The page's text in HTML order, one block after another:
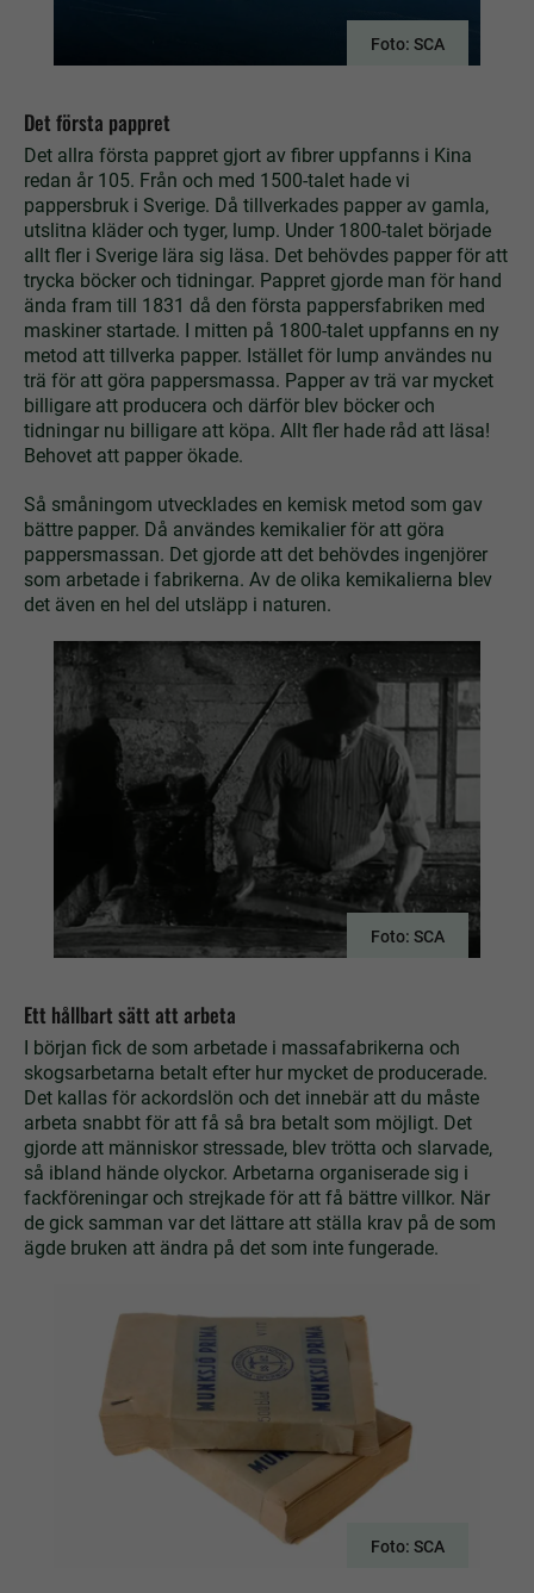
Foto: SCA
Det första pappret
Det allra första pappret gjort av fibrer uppfanns i Kina
redan år 105. Från och med 1500-talet hade vi
pappersbruk i Sverige. Då tillverkades papper av gamla,
utslitna kläder och tyger, lump. Under 1800-talet började
allt fler i Sverige lära sig läsa. Det behövdes papper för att
trycka böcker och tidningar. Pappret gjorde man för hand
ända fram till 1831 då den första pappersfabriken med
maskiner startade. I mitten på 1800-talet uppfanns en ny
metod att tillverka papper. Istället för lump användes nu
trä för att göra pappersmassa. Papper av trä var mycket
billigare att producera och därför blev böcker och
tidningar nu billigare att köpa. Allt fler hade råd att läsa!
Behovet att papper ökade.
Så småningom utvecklades en kemisk metod som gav
bättre papper. Då användes kemikalier för att göra
pappersmassan. Det gjorde att det behövdes ingenjörer
som arbetade i fabrikerna. Av de olika kemikalierna blev
det även en hel del utsläpp i naturen.
Foto: SCA
Ett hållbart sätt att arbeta
I början fick de som arbetade i massafabrikerna och
skogsarbetarna betalt efter hur mycket de producerade.
Det kallas för ackordslön och det innebär att du måste
arbeta snabbt för att få så bra betalt som möjligt. Det
gjorde att människor stressade, blev trötta och slarvade,
så ibland hände olyckor. Arbetarna organiserade sig i
fackföreningar och strejkade för att få bättre villkor. När
de gick samman var det lättare att ställa krav på de som
ägde bruken att ändra på det som inte fungerade.
Foto: SCA